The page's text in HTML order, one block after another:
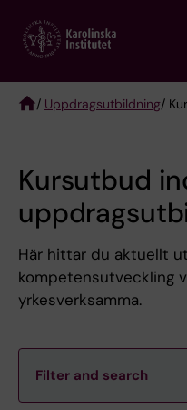
main
/ Uppdragsutbildning/
Kursutbud
Här hittar du aktuellt
kompetensutveckling
yrkesverksamma.
Filter and search